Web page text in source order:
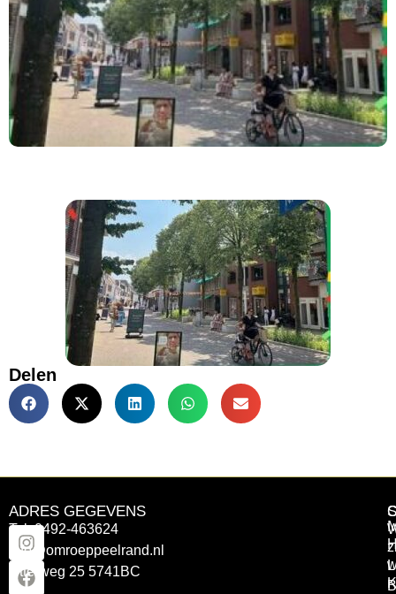
Delen
ADRES GEGEVENS
Tel: 0492-463624
info@omroeppeelrand.nl
Otterweg 25 5741BC